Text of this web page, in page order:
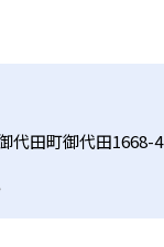
代田町御代田1668-4